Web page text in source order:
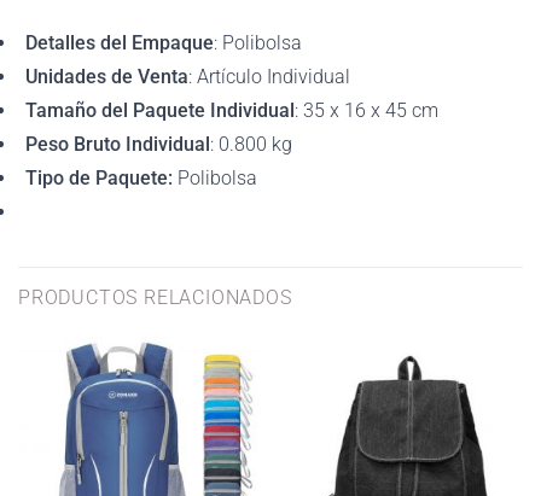
Detalles del Empaque: Polibolsa
Unidades de Venta: Artículo Individual
Tamaño del Paquete Individual: 35 x 16 x 45 cm
Peso Bruto Individual: 0.800 kg
Tipo de Paquete: Polibolsa
PRODUCTOS RELACIONADOS